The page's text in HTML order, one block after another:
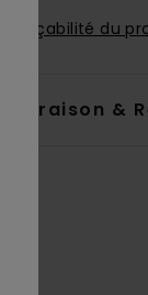
Traçabilité du
Livraison &